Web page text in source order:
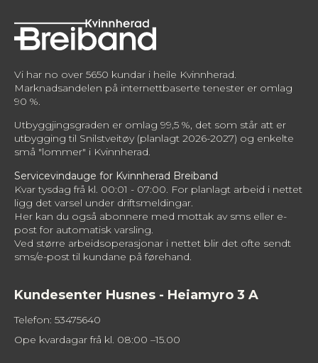
Vi har no over 5650 kundar i heile Kvinnherad.
Marknadsandelen på internettbaserte tenester er omlag
90 %.
Utbyggjingsgraden er omlag 99,5 %, det som står att er
utbygging til Snilstveitøy (planlagt 2026-2027) og enkelte
små "lommer" i Kvinnherad.
Servicevindauge for Kvinnherad Breiband
Kvar tysdag frå kl. 00:01 - 07:00. For planlagt arbeid i nettet
ligg det varsel under driftsmeldingar.
Her kan du også abonnere med mottak av sms eller e-
post for automatisk varsling.
Ved større arbeidsoperasjonar i nettet blir det ofte sendt
sms/e-post til kundane på førehand.
Kundesenter Husnes - Heiamyro 3 A
Telefon: 53475640
Ope kvardagar frå kl. 08:00 –15.00